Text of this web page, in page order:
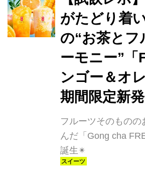
がたどり着
の“お茶とフ
ーモニー”「
ンゴー＆オ
期間限定新発
フルーツそのものの
んだ「Gong cha
誕生✴︎